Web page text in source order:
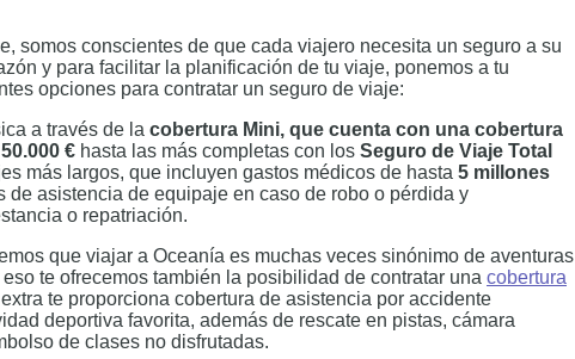
somos conscientes de que cada viajero necesita un seguro a su
y para facilitar la planificación de tu viaje, ponemos a tu
opciones para contratar un seguro de viaje:
a través de la cobertura Mini, que cuenta con una cobertura
€ hasta las más completas con los Seguro de Viaje Total
más largos, que incluyen gastos médicos de hasta 5 millones
de asistencia de equipaje en caso de robo o pérdida y
o repatriación.
que viajar a Oceanía es muchas veces sinónimo de aventuras
te ofrecemos también la posibilidad de contratar una cobertura
te proporciona cobertura de asistencia por accidente
deportiva favorita, además de rescate en pistas, cámara
de clases no disfrutadas.